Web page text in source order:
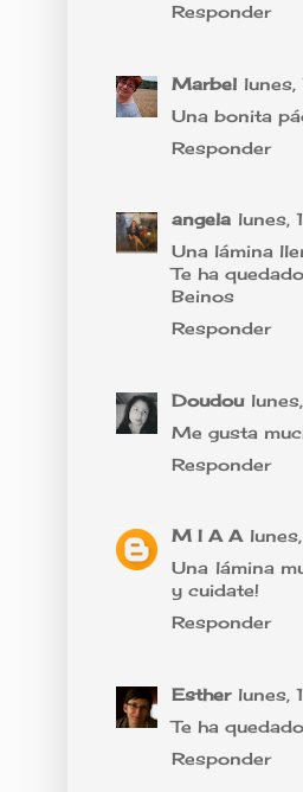
Responder
Marbel
Una bonita
Responder
angela lunes,
Una lámina
Te ha
Beinos
Responder
Doudou
Me gusta
Responder
M I A A
Una lámina
y cuidate!
Responder
Esther lunes,
Te ha
Responder